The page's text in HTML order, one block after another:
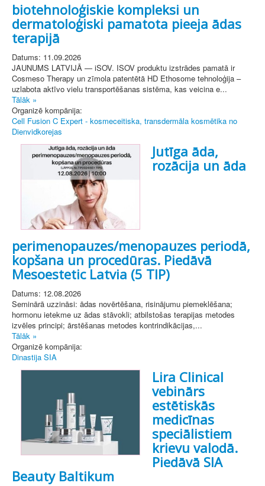
biotehnoloģiskie kompleksi un
dermatoloģiski pamatota pieeja ādas
terapijā
Datums: 11.09.2026
JAUNUMS LATVIJĀ — iSOV. ISOV produktu izstrādes pamatā ir
Cosmeso Therapy un zīmola patentētā HD Ethosome tehnoloģija –
uzlabota aktīvo vielu transportēšanas sistēma, kas veicina e...
Tālāk »
Organizē kompānija:
Cell Fusion C Expert - kosmeceitiska, transdermāla kosmētika no
Dienvidkorejas
Jutīga āda,
rozācija un āda
perimenopauzes/menopauzes periodā,
kopšana un procedūras. Piedāvā
Mesoestetic Latvia (5 TIP)
Datums: 12.08.2026
Seminārā uzzināsi: ādas novērtēšana, risinājumu piemeklēšana;
hormonu ietekme uz ādas stāvokli; atbilstošas terapijas metodes
izvēles principi; ārstēšanas metodes kontrindikācijas,...
Tālāk »
Organizē kompānija:
Dinastija SIA
Lira Clinical
vebinārs
estētiskās
medicīnas
speciālistiem
krievu valodā.
Piedāvā SIA
Beauty Baltikum